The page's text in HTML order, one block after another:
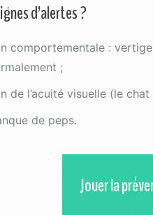
d’alertes ?
comportementale :
;
de l’acuité visuelle (le
de peps.
Jouer la